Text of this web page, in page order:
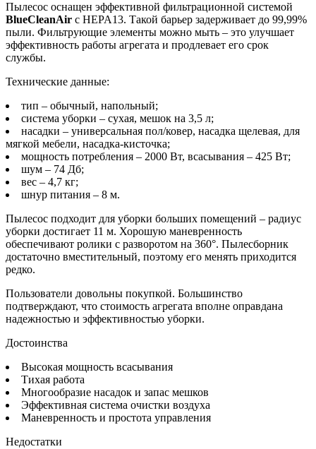
Пылесос оснащен эффективной фильтрационной системой
BlueCleanAir с HEPA13. Такой барьер задерживает до 99,99%
пыли. Фильтрующие элементы можно мыть – это улучшает
эффективность работы агрегата и продлевает его срок
службы.
Технические данные:
тип – обычный, напольный;
система уборки – сухая, мешок на 3,5 л;
насадки – универсальная пол/ковер, насадка щелевая, для
мягкой мебели, насадка-кисточка;
мощность потребления – 2000 Вт, всасывания – 425 Вт;
шум – 74 Дб;
вес – 4,7 кг;
шнур питания – 8 м.
Пылесос подходит для уборки больших помещений – радиус
уборки достигает 11 м. Хорошую маневренность
обеспечивают ролики с разворотом на 360°. Пылесборник
достаточно вместительный, поэтому его менять приходится
редко.
Пользователи довольны покупкой. Большинство
подтверждают, что стоимость агрегата вполне оправдана
надежностью и эффективностью уборки.
Достоинства
Высокая мощность всасывания
Тихая работа
Многообразие насадок и запас мешков
Эффективная система очистки воздуха
Маневренность и простота управления
Недостатки